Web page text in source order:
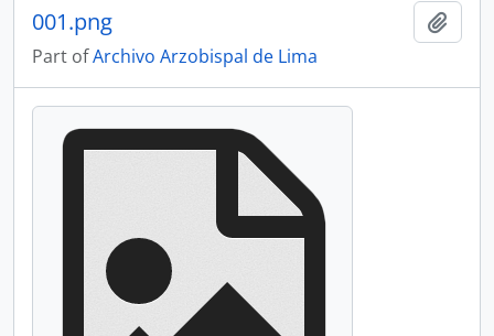
001.png
Part ofArchivo Arzobispal de Lima